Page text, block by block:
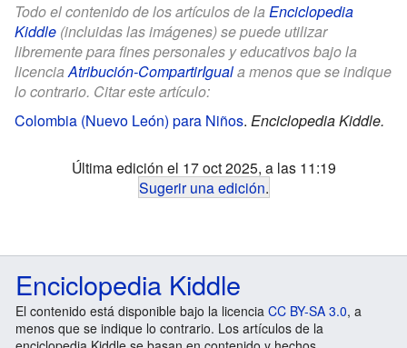
Todo el contenido de los artículos de la Enciclopedia
Kiddle (incluidas las imágenes) se puede utilizar
libremente para fines personales y educativos bajo la
licenciaAtribución-CompartirIguala menos que se indique
lo contrario. Citar este artículo:
Colombia (Nuevo León) para Niños. Enciclopedia Kiddle.
Última edición el 17 oct 2025, a las 11:19
Sugerir una edición.
Enciclopedia Kiddle
El contenido está disponible bajo la licencia CC BY-SA 3.0, a
menos que se indique lo contrario. Los artículos de la